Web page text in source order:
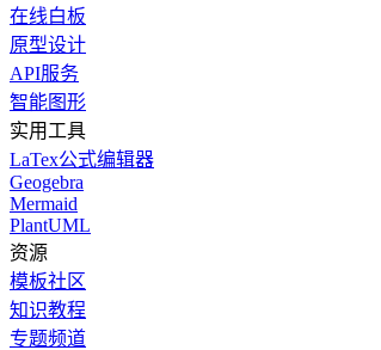
在线白板
原型设计
API服务
智能图形
实用工具
LaTex公式编辑器
Geogebra
Mermaid
PlantUML
资源
模板社区
知识教程
专题频道